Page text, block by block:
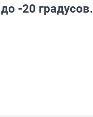
-20 градусов.